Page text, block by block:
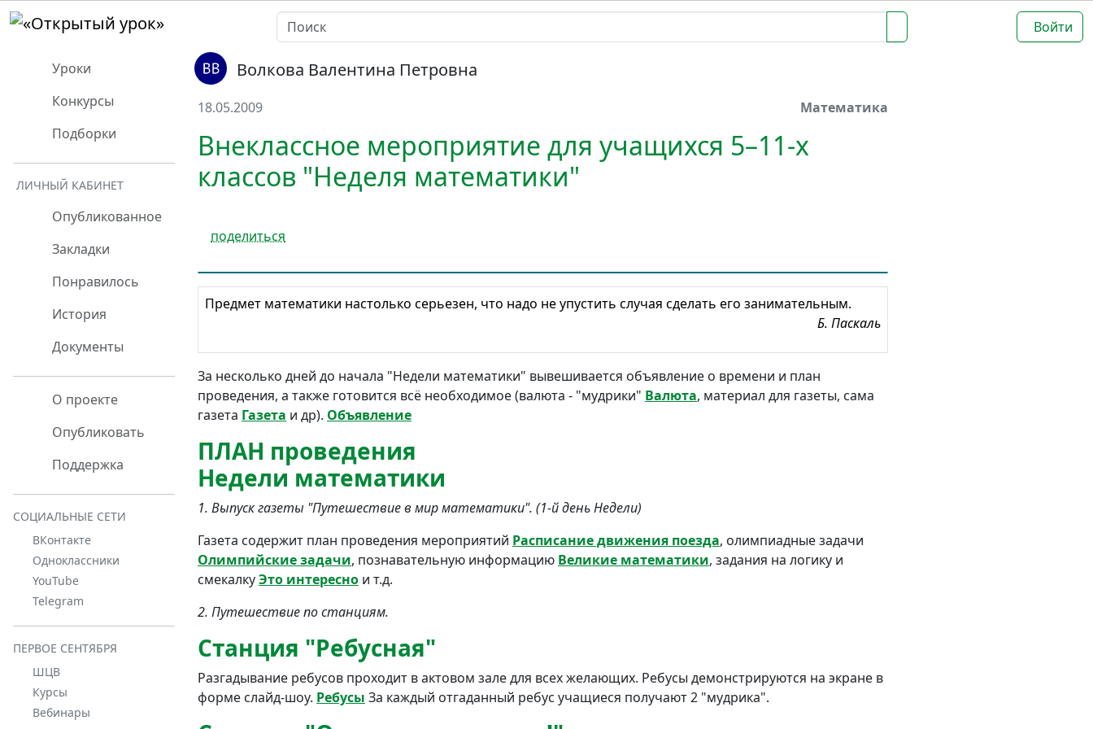
Войти
Уроки
Конкурсы
Подборки
ЛИЧНЫЙ КАБИНЕТ
Опубликованное
Закладки
Понравилось
История
Документы
О проекте
Опубликовать
Поддержка
СОЦИАЛЬНЫЕ СЕТИ
ВКонтакте
Одноклассники
YouTube
Telegram
ПЕРВОЕ СЕНТЯБРЯ
ШЦВ
Курсы
Вебинары
Волкова Валентина Петровна
18.05.2009 Математика
Внеклассное мероприятие для учащихся 5–11-х
классов "Неделя математики"
поделиться
Предмет математики настолько серьезен, что надо не упустить случая сделать его занимательным.
Б. Паскаль
За несколько дней до начала "Недели математики" вывешивается объявление о времени и план
проведения, а также готовится всё необходимое (валюта - "мудрики" Валюта, материал для газеты, сама
газета Газета и др). Объявление
ПЛАН проведения
Недели математики
1. Выпуск газеты "Путешествие в мир математики". (1-й день Недели)
Газета содержит план проведения мероприятий Расписание движения поезда, олимпиадные задачи
Олимпийские задачи, познавательную информацию Великие математики, задания на логику и
смекалкуЭто интересно и т.д.
2. Путешествие по станциям.
Станция "Ребусная"
Разгадывание ребусов проходит в актовом зале для всех желающих. Ребусы демонстрируются на экране в
форме слайд-шоу. Ребусы За каждый отгаданный ребус учащиеся получают 2 "мудрика".